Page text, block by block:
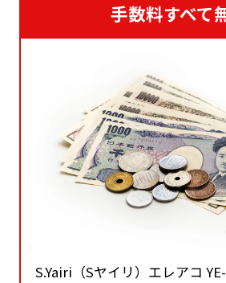
手数料すべて
S.Yairi（Sヤイリ）エレアコ